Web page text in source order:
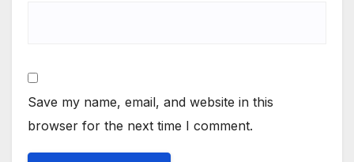
Save my name, email, and website in this
browser for the next time I comment.